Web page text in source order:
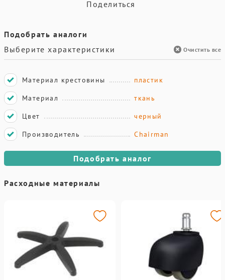
Поделиться
Подобрать аналоги
Выберите характеристики
Очистить все
Материал крестовины
пластик
Материал
ткань
Цвет
черный
Производитель
Chairman
Подобрать аналог
Расходные материалы